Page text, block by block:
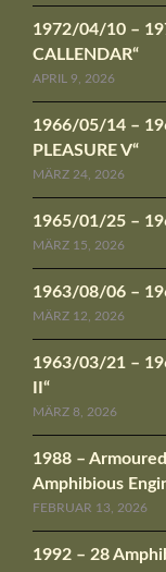
1972/04/10 –
CALLENDAR“
APRIL 9, 2026
1966/05/14 –
PLEASURE V“
MÄRZ 24, 2026
1965/01/25 –
MÄRZ 15, 2026
1963/08/06 –
MÄRZ 12, 2026
1963/03/21 –
II“
MÄRZ 8, 2026
1988 –
Amphibious
FEBRUAR 13, 2026
1992 – 28